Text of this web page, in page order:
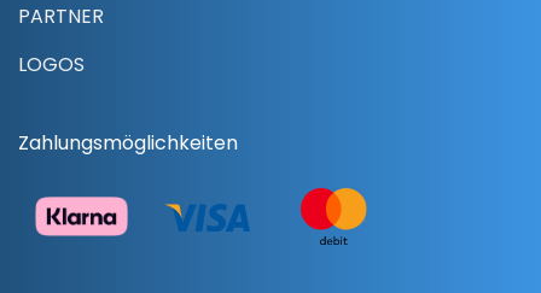
PARTNER
LOGOS
Zahlungsmöglichkeiten